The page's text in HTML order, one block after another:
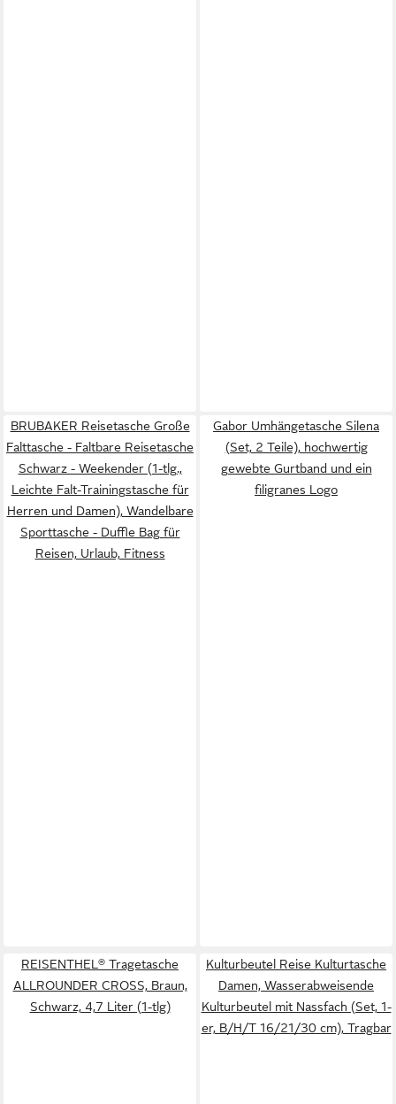
BRUBAKER Reisetasche Große
Falttasche - Faltbare Reisetasche
Schwarz - Weekender (1-tlg.,
Leichte Falt-Trainingstasche für
Herren und Damen), Wandelbare
Sporttasche - Duffle Bag für
Reisen, Urlaub, Fitness
Gabor Umhängetasche Silena
(Set, 2 Teile), hochwertig
gewebte Gurtband und ein
filigranes Logo
REISENTHEL® Tragetasche
ALLROUNDER CROSS, Braun,
Schwarz, 4,7 Liter (1-tlg)
Kulturbeutel Reise Kulturtasche
Damen, Wasserabweisende
Kulturbeutel mit Nassfach (Set, 1-
er, B/H/T 16/21/30 cm), Tragbar